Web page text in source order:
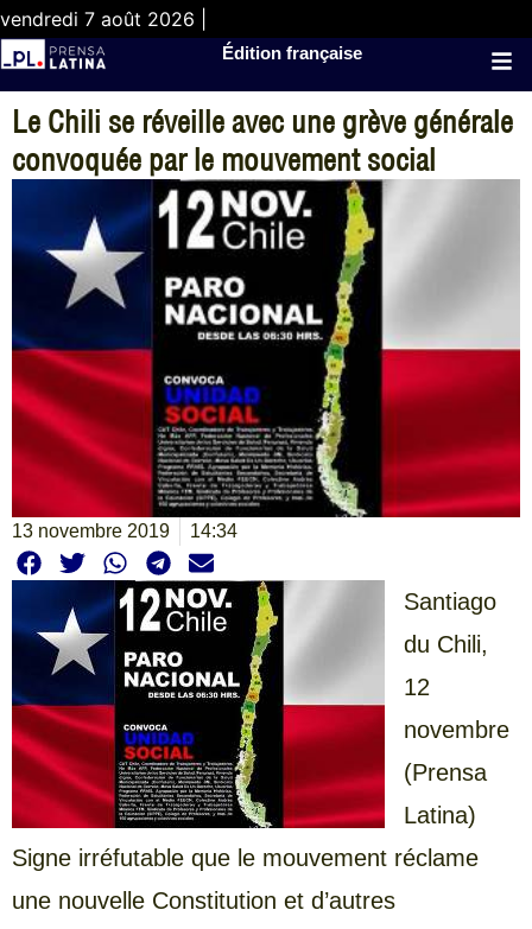
vendredi 7 août 2026 |
Édition française
Le Chili se réveille avec une grève générale
convoquée par le mouvement social
13 novembre 2019 14:34
Santiago
du Chili,
12
novembre
(Prensa
Latina)
Signe irréfutable que le mouvement réclame
une nouvelle Constitution et d’autres